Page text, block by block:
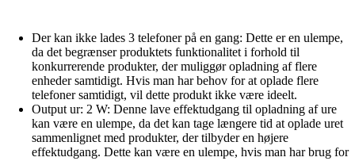
Der kan ikke lades 3 telefoner på en gang: Dette er en ulempe,
da det begrænser produktets funktionalitet i forhold til
konkurrerende produkter, der muliggør opladning af flere
enheder samtidigt. Hvis man har behov for at oplade flere
telefoner samtidigt, vil dette produkt ikke være ideelt.
Output ur: 2 W: Denne lave effektudgang til opladning af ure
kan være en ulempe, da det kan tage længere tid at oplade uret
sammenlignet med produkter, der tilbyder en højere
effektudgang. Dette kan være en ulempe, hvis man har brug for